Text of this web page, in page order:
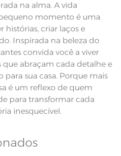
temperatura maxima de 60ºC;
maxima de 150ºC; Proibido lavar a
seco;
Pode haver pequena variação de
cor, de acordo com a configuração
e modelo do monitor ou do
aparelho celular. Consultar a cor
nas especificações técnicas do
produto.
Fio Tecnologia Unika
na alma. A vida
momento é uma
criar laços e
Inspirada na beleza do
convida você a viver
abraçam cada detalhe e
sua casa. Porque mais
é um reflexo de quem
para transformar cada
inesquecível.